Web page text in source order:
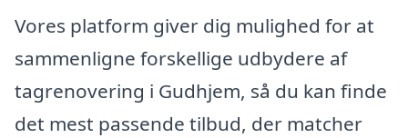
Vores platform giver dig mulighed for at
sammenligne forskellige udbydere af
tagrenovering i Gudhjem, så du kan finde
det mest passende tilbud, der matcher